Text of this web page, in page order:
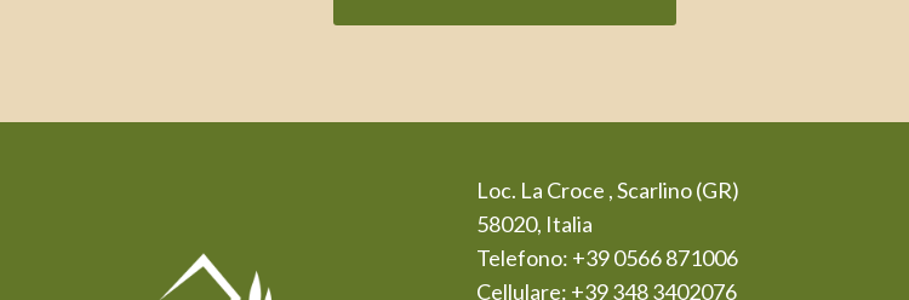
Loc. La Croce , Scarlino (GR)
58020, Italia
Telefono: +39 0566 871006
Cellulare: +39 348 3402076